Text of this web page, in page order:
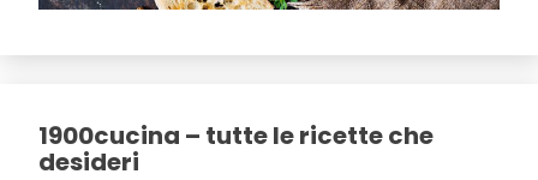
1900cucina – tutte le ricette che
desideri